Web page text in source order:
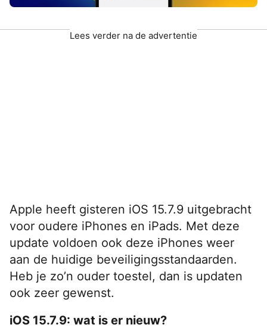
Lees verder na de advertentie
Apple heeft gisteren iOS 15.7.9 uitgebracht
voor oudere iPhones en iPads. Met deze
update voldoen ook deze iPhones weer
aan de huidige beveiligingsstandaarden.
Heb je zo’n ouder toestel, dan is updaten
ook zeer gewenst.
iOS 15.7.9: wat is er nieuw?